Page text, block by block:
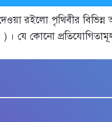
রইলো পৃথিবীর বিভিন্ন
) । যে কোনো